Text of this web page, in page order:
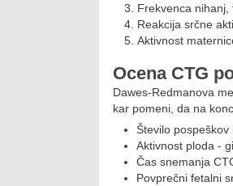
Frekvenca nihanj,
Reakcija srčne
Aktivnost
Ocena CTG
Dawes-Redmanova
kar pomeni, da na
Število pospeškov
Aktivnost ploda -
Čas snemanja
Povprečni fetalni